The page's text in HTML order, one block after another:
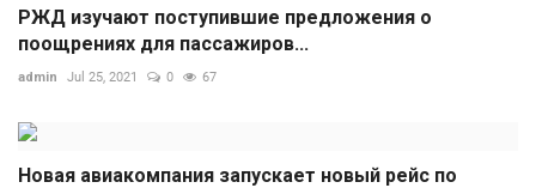
РЖД изучают поступившие предложения о
поощрениях для пассажиров...
admin Jul 25, 2021 0 67
Новая авиакомпания запускает новый рейс по